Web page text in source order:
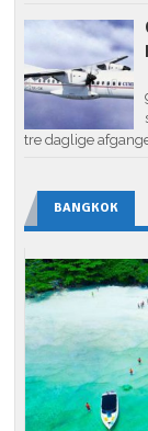
tre daglige afgange
BANGKOK